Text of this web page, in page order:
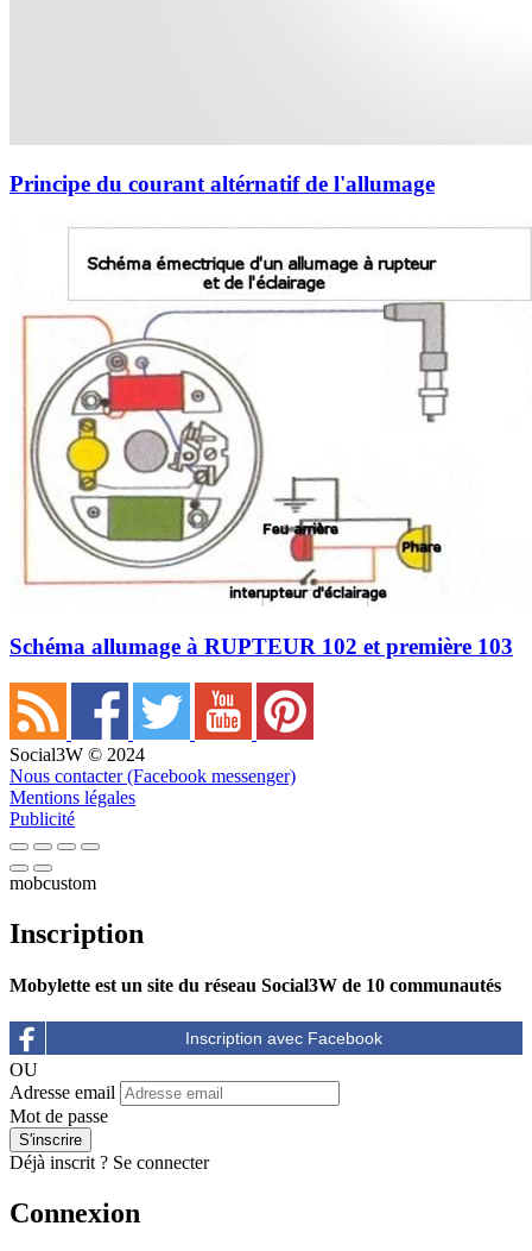
Principe du courant altérnatif de l'allumage
Schéma allumage à RUPTEUR 102 et première 103
Social3W © 2024
Nous contacter (Facebook messenger)
Mentions légales
Publicité
mobcustom
Inscription
Mobylette est un site du réseau Social3W de 10 communautés
OU
Adresse email
Mot de passe
Déjà inscrit ? Se connecter
Connexion